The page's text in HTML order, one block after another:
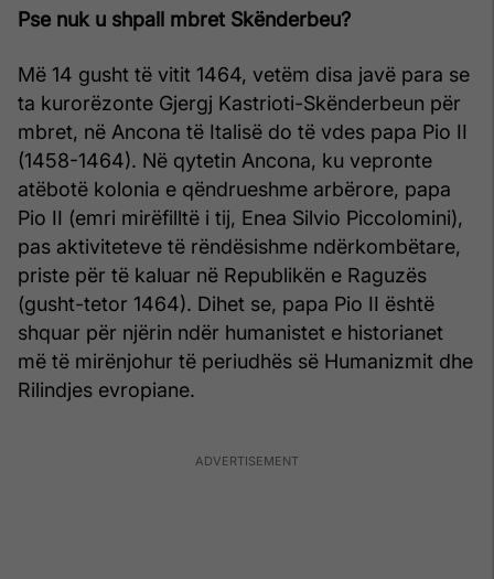
Pse nuk u shpall mbret Skënderbeu?
Më 14 gusht të vitit 1464, vetëm disa javë para se
ta kurorëzonte Gjergj Kastrioti-Skënderbeun për
mbret, në Ancona të Italisë do të vdes papa Pio II
(1458-1464). Në qytetin Ancona, ku vepronte
atëbotë kolonia e qëndrueshme arbërore, papa
Pio II (emri mirëfilltë i tij, Enea Silvio Piccolomini),
pas aktiviteteve të rëndësishme ndërkombëtare,
priste për të kaluar në Republikën e Raguzës
(gusht-tetor 1464). Dihet se, papa Pio II është
shquar për njërin ndër humanistet e historianet
më të mirënjohur të periudhës së Humanizmit dhe
Rilindjes evropiane.